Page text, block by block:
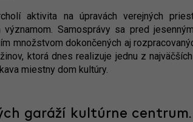
aktivita na úpravách verejných
Samosprávy sa pred
množstvom dokončených aj
ktorá dnes realizuje jednu z
miestny dom kultúry.
garáží kultúrne